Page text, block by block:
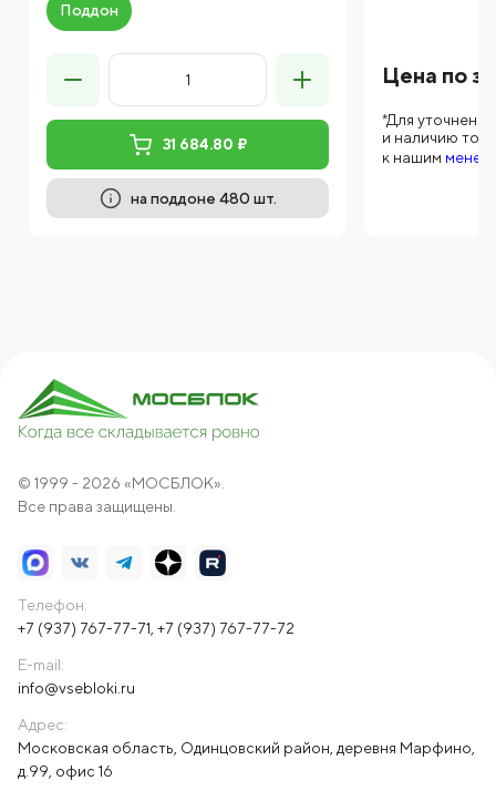
Поддон
31 684.80 ₽
на поддоне 480 шт.
Цена по
*Для
и наличию
к нашим
© 1999 - 2026 «МОСБЛОК».
Все права защищены.
Телефон:
+7 (937) 767-77-71, +7 (937) 767-77-72
E-mail:
info@vsebloki.ru
Адрес:
Московская область, Одинцовский район, деревня Марфино,
д.99, офис 16